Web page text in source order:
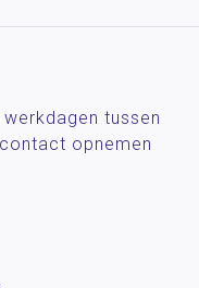
tussen
opnemen